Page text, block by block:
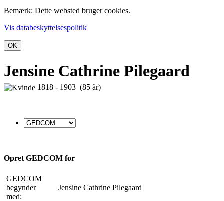
Bemærk: Dette websted bruger cookies.
Vis databeskyttelsespolitik
OK
Jensine Cathrine Pilegaard
1818 - 1903 (85 år)
Opret GEDCOM for
GEDCOM
begynder
med:
Jensine Cathrine Pilegaard